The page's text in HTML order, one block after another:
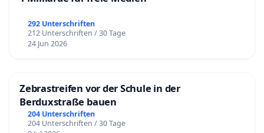
292 Unterschriften
212 Unterschriften / 30 Tage
24 Jun 2026
Zebrastreifen vor der Schule in der
Berduxstraße bauen
204 Unterschriften
204 Unterschriften / 30 Tage